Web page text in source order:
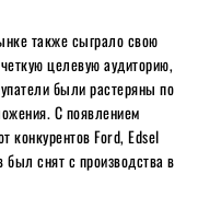
также сыграло свою
целевую аудиторию,
были растеряны по
С появлением
конкурентов Ford, Edsel
снят с производства в